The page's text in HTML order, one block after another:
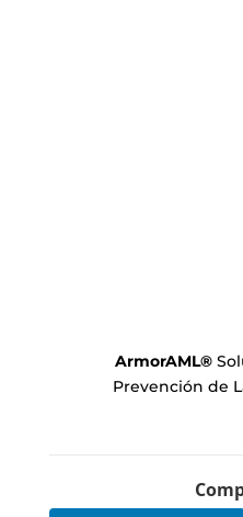
ArmorAML®
Prevención de